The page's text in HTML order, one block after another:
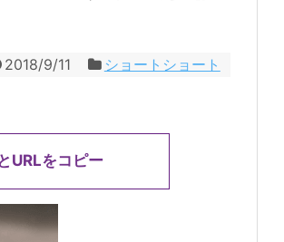
2018/9/11 ショートショート
URLをコピー